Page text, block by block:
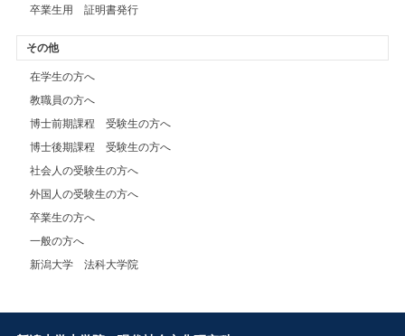
卒業生用 証明書発行
その他
在学生の方へ
教職員の方へ
博士前期課程 受験生の方へ
博士後期課程 受験生の方へ
社会人の受験生の方へ
外国人の受験生の方へ
卒業生の方へ
一般の方へ
新潟大学 法科大学院